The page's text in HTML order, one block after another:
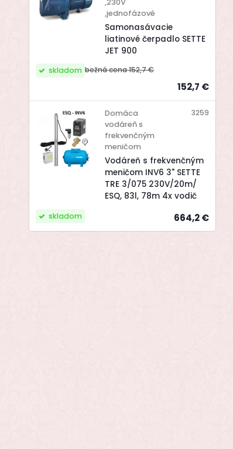
Samonasávacie
liatinové čerpadlo SETTE
JET 900
,230V
,jednofázové
bežná cena152,7 €
152,7 €
skladom
Vodáreň s frekvenčným
meničom INV6 3" SETTE
TRE 3/075 230V/20m/
ESQ, 83l, 78m 4x vodič
Domáca
vodáreň s
frekvenčným
meničom
3259
664,2 €
skladom